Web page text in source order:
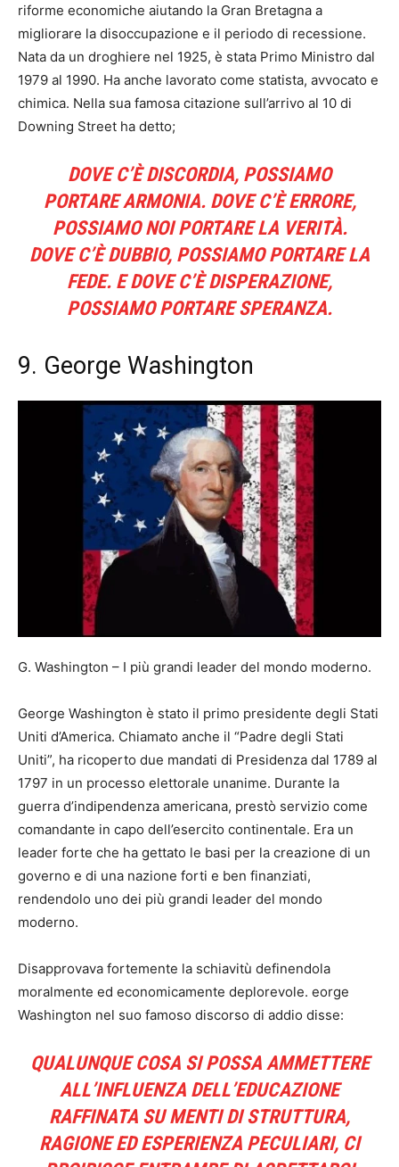
riforme economiche aiutando la Gran Bretagna a
migliorare la disoccupazione e il periodo di recessione.
Nata da un droghiere nel 1925, è stata Primo Ministro dal
1979 al 1990. Ha anche lavorato come statista, avvocato e
chimica. Nella sua famosa citazione sull’arrivo al 10 di
Downing Street ha detto;
DOVE C’È DISCORDIA, POSSIAMO
PORTARE ARMONIA. DOVE C’È ERRORE,
POSSIAMO NOI PORTARE LA VERITÀ.
DOVE C’È DUBBIO, POSSIAMO PORTARE LA
FEDE. E DOVE C’È DISPERAZIONE,
POSSIAMO PORTARE SPERANZA.
9. George Washington
G. Washington – I più grandi leader del mondo moderno.
George Washington è stato il primo presidente degli Stati
Uniti d’America. Chiamato anche il “Padre degli Stati
Uniti”, ha ricoperto due mandati di Presidenza dal 1789 al
1797 in un processo elettorale unanime. Durante la
guerra d’indipendenza americana, prestò servizio come
comandante in capo dell’esercito continentale. Era un
leader forte che ha gettato le basi per la creazione di un
governo e di una nazione forti e ben finanziati,
rendendolo uno dei più grandi leader del mondo
moderno.
Disapprovava fortemente la schiavitù definendola
moralmente ed economicamente deplorevole. eorge
Washington nel suo famoso discorso di addio disse:
QUALUNQUE COSA SI POSSA AMMETTERE
ALL’INFLUENZA DELL’EDUCAZIONE
RAFFINATA SU MENTI DI STRUTTURA,
RAGIONE ED ESPERIENZA PECULIARI, CI